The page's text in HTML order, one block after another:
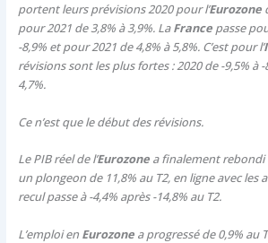
portent leurs prévisions 2020 pour l’Eurozone
pour 2021 de 3,8% à 3,9%. LaFrance passe
-8,9% et pour 2021 de 4,8% à 5,8%. C’est pour l’
révisions sont les plus fortes : 2020 de -9,5% à -
4,7%.
Ce n’est que le début des révisions.
Le PIB réel de l’Eurozone a finalement rebondi
un plongeon de 11,8% au T2, en ligne avec les
recul passe à -4,4% après -14,8% au T2.
L’emploi en Eurozone a progressé de 0,9% au